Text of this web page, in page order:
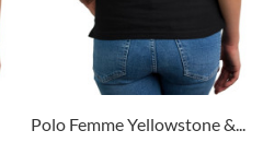
Polo Femme Yellowstone &...